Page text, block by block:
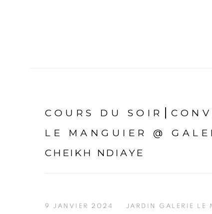
COURS DU
LE MANGUIER @
CHEIKH NDIAYE
JARDIN GALERIE LE
9 JANVIER 2024